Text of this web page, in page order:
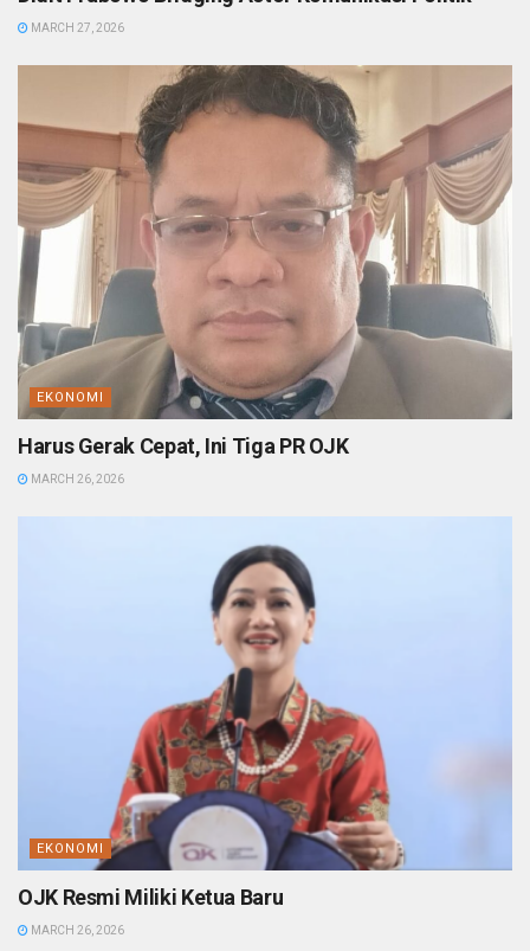
MARCH 27, 2026
EKONOMI
Harus Gerak Cepat, Ini Tiga PR OJK
MARCH 26, 2026
EKONOMI
OJK Resmi Miliki Ketua Baru
MARCH 26, 2026